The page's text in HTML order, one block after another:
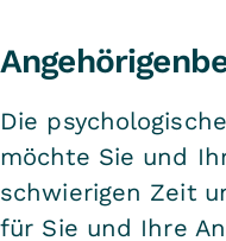
Die
möchte Sie und
schwierigen Zeit
für Sie und Ihre